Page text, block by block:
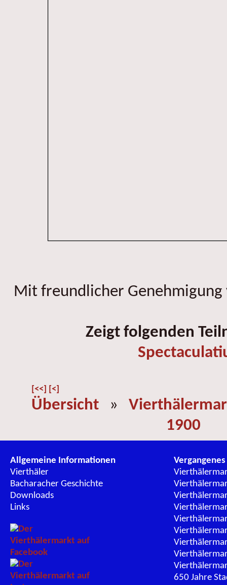
Mit freundlicher
Zeigt folgenden
[<<] [<]
Übersicht »
1900
Allgemeine Informationen
Vierthäler
Bacharacher Geschichte
Downloads
Links
Vergangenes
650 Jahre